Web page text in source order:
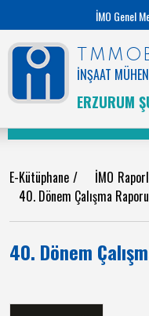
İMO Genel
İNŞAAT
ERZURUM
E-Kütüphane/ İMO
40. Dönem Çalışma Raporu
40. Dönem